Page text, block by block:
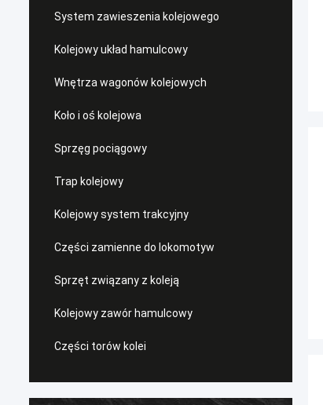
System zawieszenia kolejowego
Kolejowy układ hamulcowy
Wnętrza wagonów kolejowych
Koło i oś kolejowa
Sprzęg pociągowy
Trap kolejowy
Kolejowy system trakcyjny
Części zamienne do lokomotyw
Sprzęt związany z koleją
Kolejowy zawór hamulcowy
Części torów kolei